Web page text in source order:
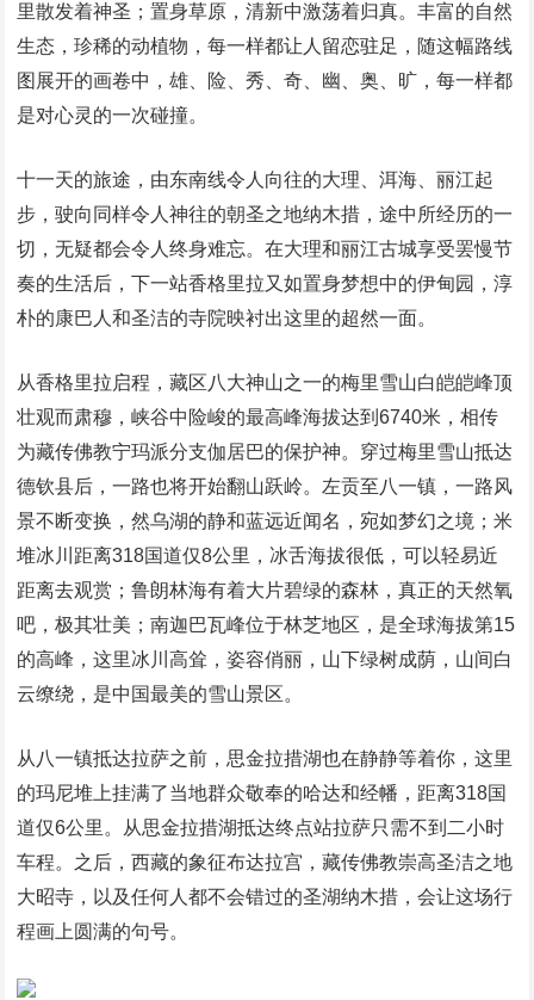
里散发着神圣；置身草原，清新中激荡着归真。丰富的自然
生态，珍稀的动植物，每一样都让人留恋驻足，随这幅路线
图展开的画卷中，雄、险、秀、奇、幽、奥、旷，每一样都
是对心灵的一次碰撞。
十一天的旅途，由东南线令人向往的大理、洱海、丽江起
步，驶向同样令人神往的朝圣之地纳木措，途中所经历的一
切，无疑都会令人终身难忘。在大理和丽江古城享受罢慢节
奏的生活后，下一站香格里拉又如置身梦想中的伊甸园，淳
朴的康巴人和圣洁的寺院映衬出这里的超然一面。
从香格里拉启程，藏区八大神山之一的梅里雪山白皑皑峰顶
壮观而肃穆，峡谷中险峻的最高峰海拔达到6740米，相传
为藏传佛教宁玛派分支伽居巴的保护神。穿过梅里雪山抵达
德钦县后，一路也将开始翻山跃岭。左贡至八一镇，一路风
景不断变换，然乌湖的静和蓝远近闻名，宛如梦幻之境；米
堆冰川距离318国道仅8公里，冰舌海拔很低，可以轻易近
距离去观赏；鲁朗林海有着大片碧绿的森林，真正的天然氧
吧，极其壮美；南迦巴瓦峰位于林芝地区，是全球海拔第15
的高峰，这里冰川高耸，姿容俏丽，山下绿树成荫，山间白
云缭绕，是中国最美的雪山景区。
从八一镇抵达拉萨之前，思金拉措湖也在静静等着你，这里
的玛尼堆上挂满了当地群众敬奉的哈达和经幡，距离318国
道仅6公里。从思金拉措湖抵达终点站拉萨只需不到二小时
车程。之后，西藏的象征布达拉宫，藏传佛教崇高圣洁之地
大昭寺，以及任何人都不会错过的圣湖纳木措，会让这场行
程画上圆满的句号。